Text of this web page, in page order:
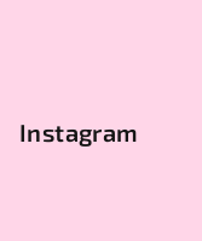
Instagram